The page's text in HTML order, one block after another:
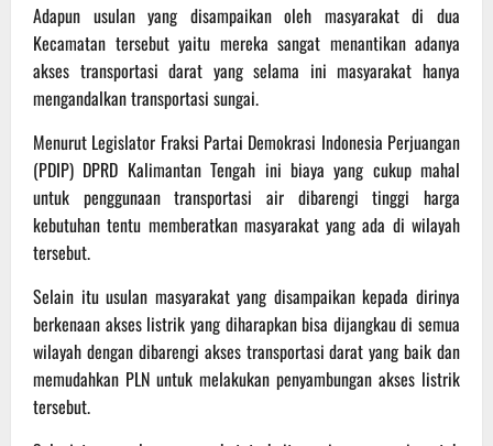
Adapun usulan yang disampaikan oleh masyarakat di dua
Kecamatan tersebut yaitu mereka sangat menantikan adanya
akses transportasi darat yang selama ini masyarakat hanya
mengandalkan transportasi sungai.
Menurut Legislator Fraksi Partai Demokrasi Indonesia Perjuangan
(PDIP) DPRD Kalimantan Tengah ini biaya yang cukup mahal
untuk penggunaan transportasi air dibarengi tinggi harga
kebutuhan tentu memberatkan masyarakat yang ada di wilayah
tersebut.
Selain itu usulan masyarakat yang disampaikan kepada dirinya
berkenaan akses listrik yang diharapkan bisa dijangkau di semua
wilayah dengan dibarengi akses transportasi darat yang baik dan
memudahkan PLN untuk melakukan penyambungan akses listrik
tersebut.